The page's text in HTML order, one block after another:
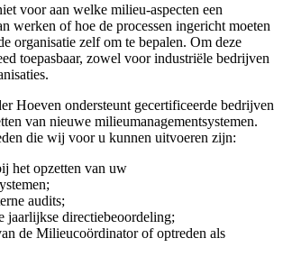
voor aan welke milieu-aspecten een
werken of hoe de processen ingericht moeten
organisatie zelf om te bepalen. Om deze
toepasbaar, zowel voor industriële bedrijven
Hoeven ondersteunt gecertificeerde bedrijven
van nieuwe milieumanagementsystemen.
die wij voor u kunnen uitvoeren zijn:
het opzetten van uw
audits;
jaarlijkse directiebeoordeling;
de Milieucoördinator of optreden als